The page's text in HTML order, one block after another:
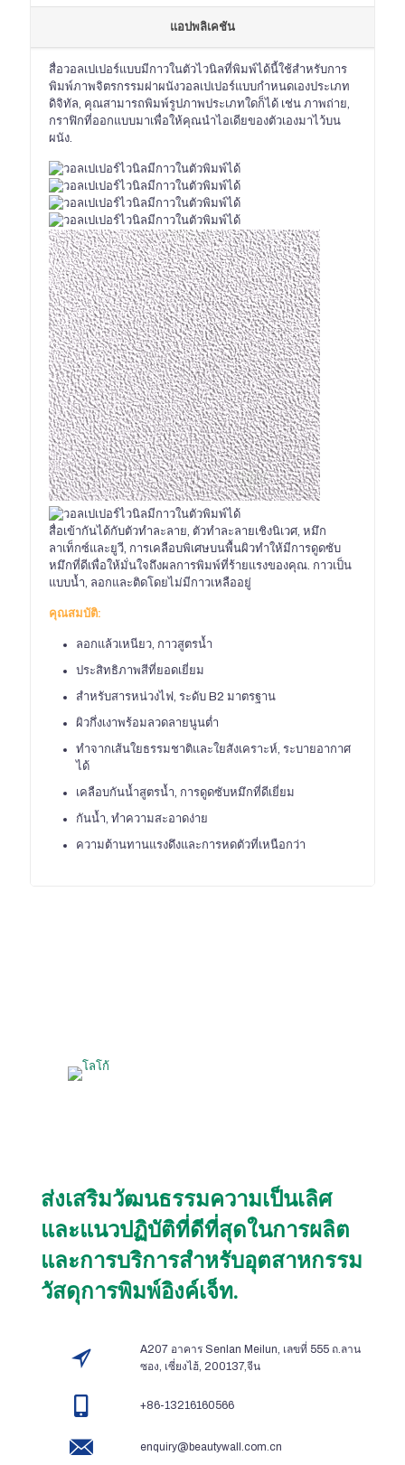
แอปพลิเคชัน
สื่อวอลเปเปอร์แบบมีกาวในตัวไวนิลที่พิมพ์ได้นี้ใช้สำหรับการ
พิมพ์ภาพจิตรกรรมฝาผนังวอลเปเปอร์แบบกำหนดเองประเภท
ดิจิทัล, คุณสามารถพิมพ์รูปภาพประเภทใดก็ได้ เช่น ภาพถ่าย,
กราฟิกที่ออกแบบมาเพื่อให้คุณนำไอเดียของตัวเองมาไว้บน
ผนัง.
สื่อเข้ากันได้กับตัวทำละลาย, ตัวทำละลายเชิงนิเวศ, หมึก
ลาเท็กซ์และยูวี, การเคลือบพิเศษบนพื้นผิวทำให้มีการดูดซับ
หมึกที่ดีเพื่อให้มั่นใจถึงผลการพิมพ์ที่ร้ายแรงของคุณ. กาวเป็น
แบบน้ำ, ลอกและติดโดยไม่มีกาวเหลืออยู่
คุณสมบัติ:
ลอกแล้วเหนียว, กาวสูตรน้ำ
ประสิทธิภาพสีที่ยอดเยี่ยม
สำหรับสารหน่วงไฟ, ระดับ B2 มาตรฐาน
ผิวกึ่งเงาพร้อมลวดลายนูนต่ำ
ทำจากเส้นใยธรรมชาติและใยสังเคราะห์, ระบายอากาศ
ได้
เคลือบกันน้ำสูตรน้ำ, การดูดซับหมึกที่ดีเยี่ยม
กันน้ำ, ทำความสะอาดง่าย
ความต้านทานแรงดึงและการหดตัวที่เหนือกว่า
ส่งเสริมวัฒนธรรมความเป็นเลิศ
และแนวปฏิบัติที่ดีที่สุดในการผลิต
และการบริการสำหรับอุตสาหกรรม
วัสดุการพิมพ์อิงค์เจ็ท.
A207 อาคาร Senlan Meilun, เลขที่ 555 ถ.ลาน
ซอง, เซี่ยงไฮ้, 200137,จีน
+86-13216160566
enquiry@beautywall.com.cn